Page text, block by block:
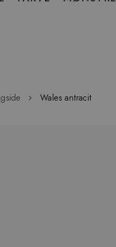
Wales antracit